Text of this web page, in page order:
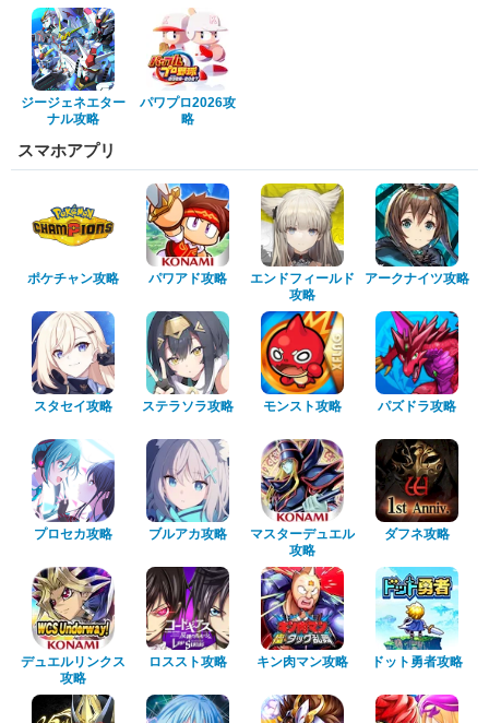
ジージェネエター
ナル攻略
パワプロ2026攻
略
スマホアプリ
ポケチャン攻略 パワアド攻略
エンドフィールド
攻略
アークナイツ攻略
スタセイ攻略 ステラソラ攻略 モンスト攻略 パズドラ攻略
プロセカ攻略 ブルアカ攻略
マスターデュエル
攻略
ダフネ攻略
デュエルリンクス
攻略
ロススト攻略 キン肉マン攻略 ドット勇者攻略